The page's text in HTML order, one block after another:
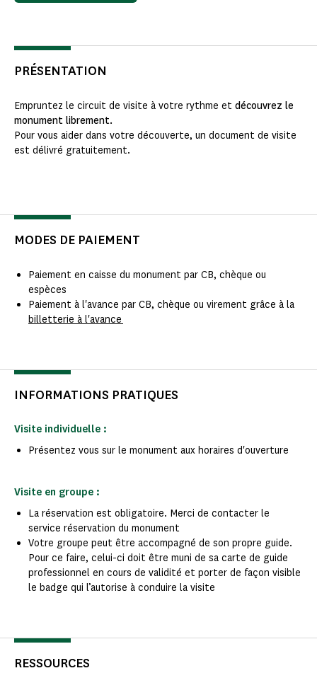
PRÉSENTATION
Empruntez le circuit de visite à votre rythme et découvrez le
monument librement.
Pour vous aider dans votre découverte, un document de visite
est délivré gratuitement.
MODES DE PAIEMENT
Paiement en caisse du monument par CB, chèque ou
espèces
Paiement à l'avance par CB, chèque ou virement grâce à la
billetterie à l'avance
INFORMATIONS PRATIQUES
Visite individuelle :
Présentez vous sur le monument aux horaires d'ouverture
Visite en groupe :
La réservation est obligatoire. Merci de contacter le
service réservation du monument
Votre groupe peut être accompagné de son propre guide.
Pour ce faire, celui-ci doit être muni de sa carte de guide
professionnel en cours de validité et porter de façon visible
le badge qui l’autorise à conduire la visite
RESSOURCES